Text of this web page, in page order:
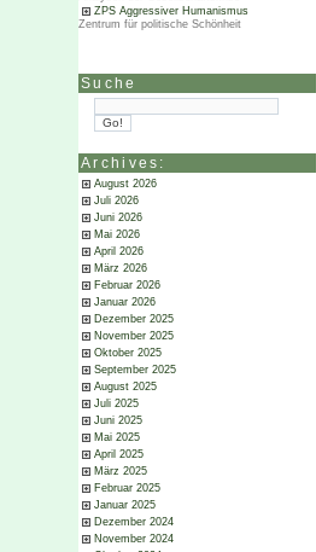
ZPS Aggressiver Humanismus
Zentrum für politische Schönheit
Suche
Archives:
August 2026
Juli 2026
Juni 2026
Mai 2026
April 2026
März 2026
Februar 2026
Januar 2026
Dezember 2025
November 2025
Oktober 2025
September 2025
August 2025
Juli 2025
Juni 2025
Mai 2025
April 2025
März 2025
Februar 2025
Januar 2025
Dezember 2024
November 2024